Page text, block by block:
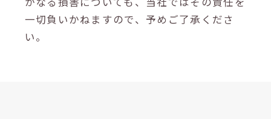
一切負いかねますので、予めご了承くださ
い。